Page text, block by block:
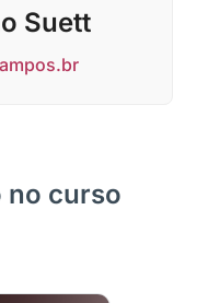
Suett
no curso